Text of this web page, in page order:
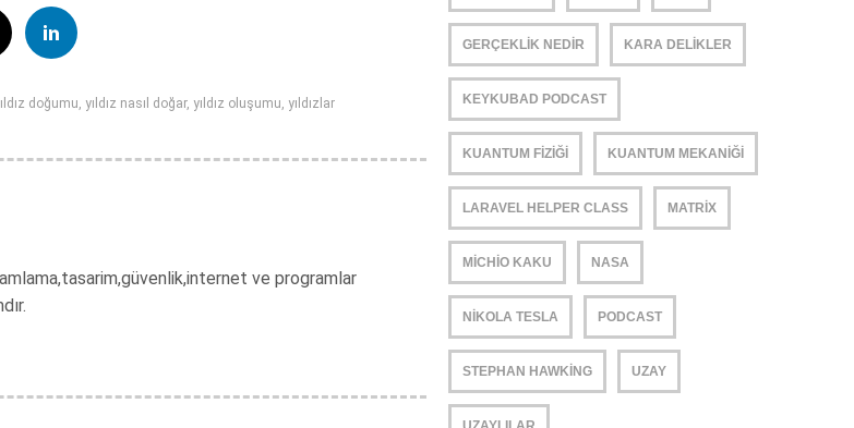
doğumu yıldız nasıl doğar, yıldız oluşumu yıldızlar
ve programlar
GERÇEKLIK NEDIR KARA DELIKLER
KEYKUBAD PODCAST
KUANTUM FIZIĞI KUANTUM MEKANIĞI
LARAVEL HELPER CLASS MATRIX
MICHIO KAKU NASA
NIKOLA TESLA PODCAST
STEPHAN HAWKING UZAY